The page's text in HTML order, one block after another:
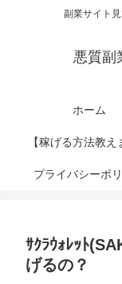
副業サイト
悪質副
ホーム
【稼げる方法教え
プライバシーポ
ｻｸﾗｳｫﾚｯﾄ
げるの？